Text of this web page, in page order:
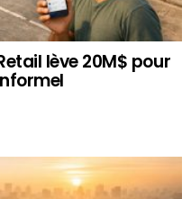
lève 20M$ pour